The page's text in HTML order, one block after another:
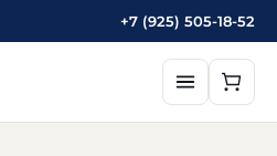
+7 (925) 505-18-52